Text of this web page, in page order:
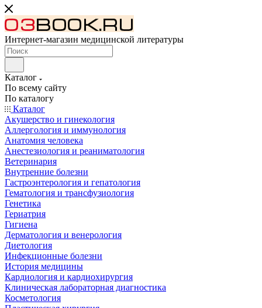
Интернет-магазин медицинской литературы
Каталог
По всему сайту
По каталогу
Каталог
Акушерство и гинекология
Аллергология и иммунология
Анатомия человека
Анестезиология и реаниматология
Ветеринария
Внутренние болезни
Гастроэнтерология и гепатология
Гематология и трансфузиология
Генетика
Гериатрия
Гигиена
Дерматология и венерология
Диетология
Инфекционные болезни
История медицины
Кардиология и кардиохирургия
Клиническая лабораторная диагностика
Косметология